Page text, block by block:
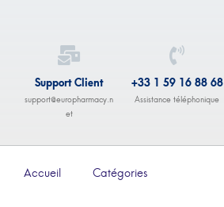
Support Client
support@europharmacy.n
et
+33 1 59 16 88 68
Assistance téléphonique
Accueil Catégories